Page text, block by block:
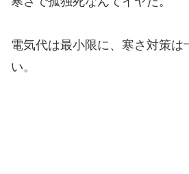
電気代は最小限に、寒さ対策は
い。